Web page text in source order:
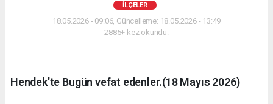
İLÇELER
18.05.2026 - 09:06, Güncelleme: 18.05.2026 - 13:49
2885+ kez okundu.
Hendek'te Bugün vefat edenler.(18 Mayıs 2026)